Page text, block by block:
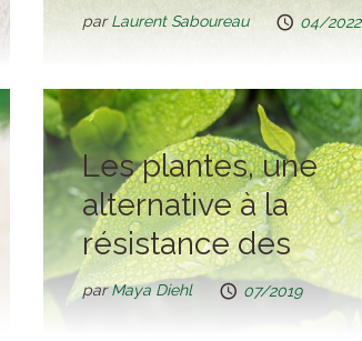
parLaurent Saboureau 04/2022
Les plantes, une
alternative à la
résistance des
strongles aux
anthelmintiques ?
parMaya Diehl 07/2019